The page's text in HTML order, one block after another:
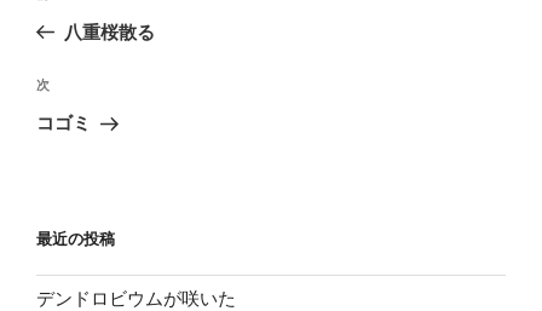
ビ
ゲ
ン
去
投
八重桜散る
次
の
次
コゴミ
最近の投稿
デンドロビウムが咲いた